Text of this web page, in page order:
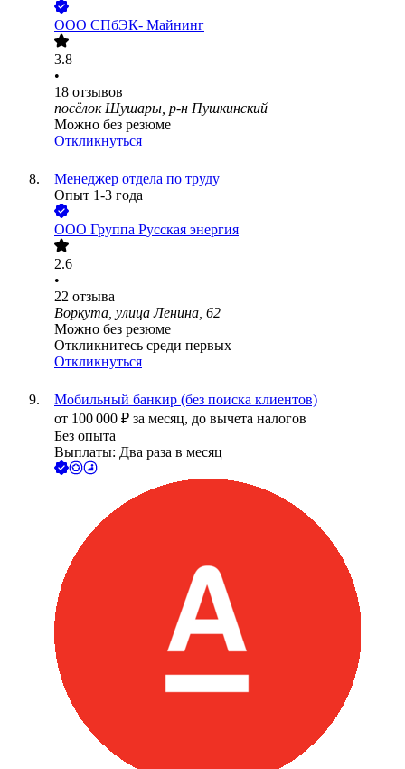
ООО СПбЭК- Майнинг
3.8
•
18 отзывов
посёлок Шушары, р-н Пушкинский
Можно без резюме
Откликнуться
Менеджер отдела по труду
Опыт 1-3 года
ООО Группа Русская энергия
2.6
•
22 отзыва
Воркута, улица Ленина, 62
Можно без резюме
Откликнитесь среди первых
Откликнуться
Мобильный банкир (без поиска клиентов)
от 100 000 ₽ за месяц, до вычета налогов
Без опыта
Выплаты: Два раза в месяц